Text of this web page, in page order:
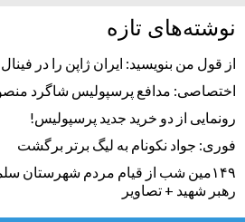
نوشته‌های تازه
از قول من بنویسید: ایران ژاپن را در
اختصاصی: مدافع پرسپولیس شاگرد
رونمایی از دو خرید جدید پرسپولیس!
فوری: جواد نکونام به لیگ برتر برگشت
۱۴۹مین شب از قیام مردم شهرستان
رهبر شهید + تصاویر